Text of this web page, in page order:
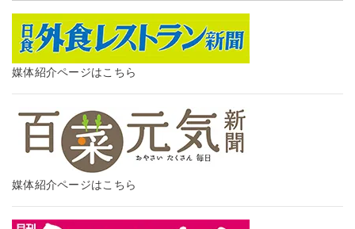
媒体紹介ページはこちら
媒体紹介ページはこちら